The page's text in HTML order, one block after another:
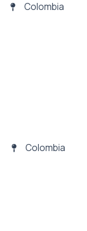
Colombia
Colombia